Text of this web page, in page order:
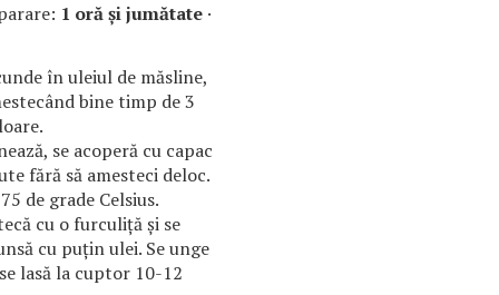
1 oră și jumătate ·
în uleiul de măsline,
bine timp de 3
se acoperă cu capac
fără să amesteci deloc.
de grade Celsius.
cu o furculiță și se
cu puțin ulei. Se unge
lasă la cuptor 10-12